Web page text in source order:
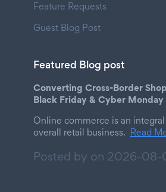
Feature Requests
Guest Blog Post
Featured Blog post
Converting Cross-Border
Black Friday & Cyber Monday
Online commerce is an
overall retail business. Read
Posted by on 2026-08-